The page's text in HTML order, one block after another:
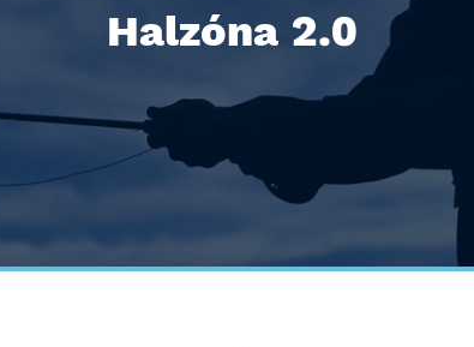
Halzóna 2.0